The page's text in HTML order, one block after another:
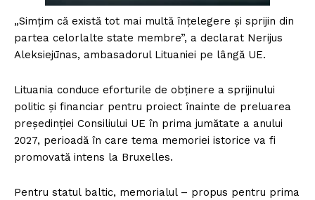
„Simțim că există tot mai multă înțelegere și sprijin din
partea celorlalte state membre”, a declarat Nerijus
Aleksiejūnas, ambasadorul Lituaniei pe lângă UE.
Lituania conduce eforturile de obținere a sprijinului
politic și financiar pentru proiect înainte de preluarea
președinției Consiliului UE în prima jumătate a anului
2027, perioadă în care tema memoriei istorice va fi
promovată intens la Bruxelles.
Pentru statul baltic, memorialul – propus pentru prima